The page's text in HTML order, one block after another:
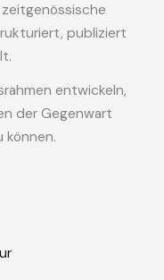
publiziert
entwickeln,
der Gegenwart
können.